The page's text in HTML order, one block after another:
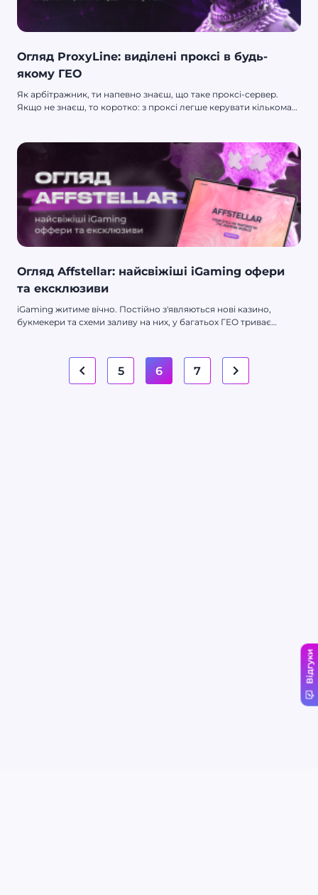
Огляд ProxyLine: виділені проксі в будь-
якому ГЕО
Як арбітражник, ти напевно знаєш, що таке проксі-сервер.
Якщо не знаєш, то коротко: з проксі легше керувати кількома
цьому надійний проксі — питання вже складніше.
Огляд Affstellar: найсвіжіші iGaming офери
та ексклюзиви
iGaming житиме вічно. Постійно з'являються нові казино,
букмекери та схеми заливу на них, у багатьох ГЕО триває
партнерки залишається завжди актуальним — і сьогодні у нас
на огляді якраз такий нетворк.
5 6 7
Відгуки